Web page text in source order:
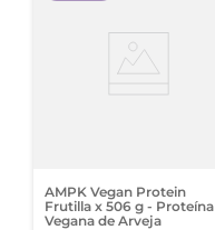
AMPK Vegan Protein
Frutilla x 506 g - Proteína
Vegana de Arveja